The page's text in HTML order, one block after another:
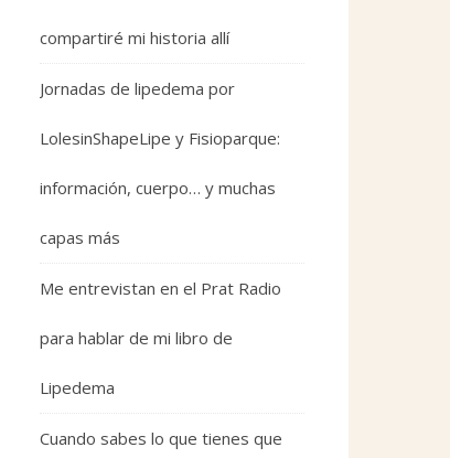
compartiré mi historia allí
Jornadas de lipedema por
LolesinShapeLipe y Fisioparque:
información, cuerpo… y muchas
capas más
Me entrevistan en el Prat Radio
para hablar de mi libro de
Lipedema
Cuando sabes lo que tienes que